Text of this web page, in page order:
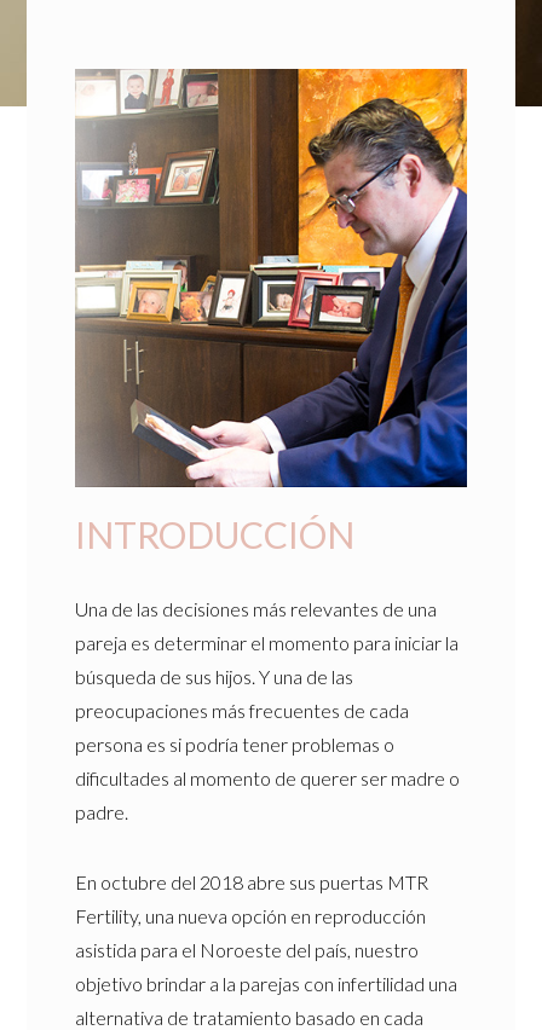
INTRODUCCIÓN
Una de las decisiones más relevantes de una
pareja es determinar el momento para iniciar la
búsqueda de sus hijos. Y una de las
preocupaciones más frecuentes de cada
persona es si podría tener problemas o
dificultades al momento de querer ser madre o
padre.
En octubre del 2018 abre sus puertas MTR
Fertility, una nueva opción en reproducción
asistida para el Noroeste del país, nuestro
objetivo brindar a la parejas con infertilidad una
alternativa de tratamiento basado en cada